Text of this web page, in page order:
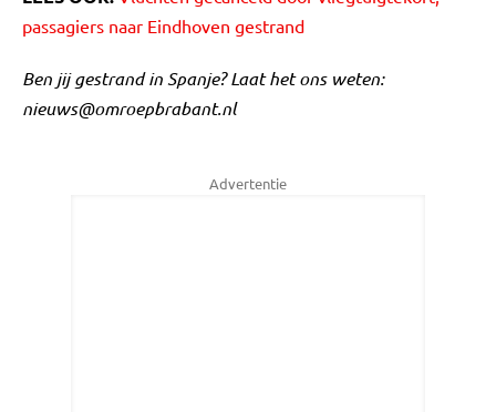
passagiers naar Eindhoven gestrand
Ben jij gestrand in Spanje? Laat het ons weten:
nieuws@omroepbrabant.nl
Advertentie